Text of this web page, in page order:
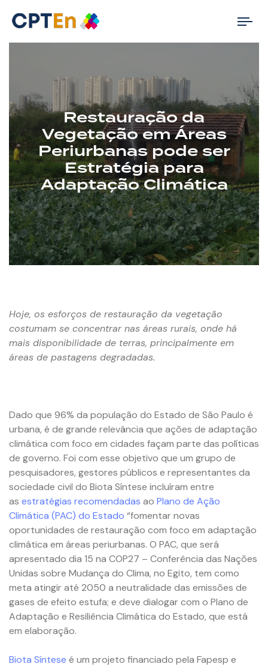
Restauração da
Vegetação em Áreas
Periurbanas pode ser
Estratégia para
Adaptação Climática
Hoje, os esforços de restauração da vegetação
costumam se concentrar nas áreas rurais, onde há
mais disponibilidade de terras, principalmente em
áreas de pastagens degradadas.
Dado que 96% da população do Estado de São Paulo é
urbana, é de grande relevância que ações de adaptação
climática com foco em cidades façam parte das políticas
de governo. Foi com esse objetivo que um grupo de
pesquisadores, gestores públicos e representantes da
sociedade civil do Biota Síntese incluíram entre
as estratégias recomendadas ao Plano de Ação
Climática (PAC) do Estado “fomentar novas
oportunidades de restauração com foco em adaptação
climática em áreas periurbanas. O PAC, que será
apresentado dia 15 na COP27 – Conferência das Nações
Unidas sobre Mudança do Clima, no Egito, tem como
meta atingir até 2050 a neutralidade das emissões de
gases de efeito estufa; e deve dialogar com o Plano de
Adaptação e Resiliência Climática do Estado, que está
em elaboração.
Biota Síntese é um projeto financiado pela Fapesp e